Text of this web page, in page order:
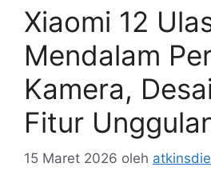
Xiaomi 12
Mendalam
Kamera,
Fitur
15 Maret 2026 oleh